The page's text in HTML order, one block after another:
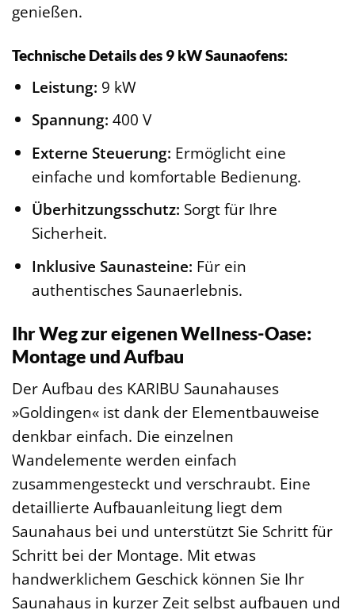
genießen.
Technische Details des 9 kW Saunaofens:
Leistung: 9 kW
Spannung: 400 V
Externe Steuerung: Ermöglicht eine
einfache und komfortable Bedienung.
Überhitzungsschutz: Sorgt für Ihre
Sicherheit.
Inklusive Saunasteine: Für ein
authentisches Saunaerlebnis.
Ihr Weg zur eigenen Wellness-Oase:
Montage und Aufbau
Der Aufbau des KARIBU Saunahauses
»Goldingen« ist dank der Elementbauweise
denkbar einfach. Die einzelnen
Wandelemente werden einfach
zusammengesteckt und verschraubt. Eine
detaillierte Aufbauanleitung liegt dem
Saunahaus bei und unterstützt Sie Schritt für
Schritt bei der Montage. Mit etwas
handwerklichem Geschick können Sie Ihr
Saunahaus in kurzer Zeit selbst aufbauen und